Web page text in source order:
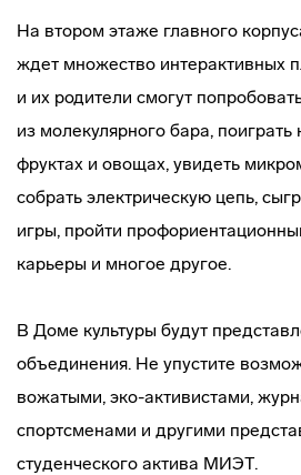
На втором этаже главного
ждет множество интерактивных
и их родители смогут
из молекулярного бара,
фруктах и овощах, увидеть
собрать электрическую цепь,
игры, пройти
карьеры и многое другое.
В Доме культуры будут
объединения. Не упустите
вожатыми, эко-активистами,
спортсменами и другими
студенческого актива МИЭТ.